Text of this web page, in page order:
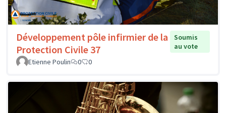
Développement pôle infirmier de la
Protection Civile 37
Soumis
au vote
Etienne Poulin
0 0